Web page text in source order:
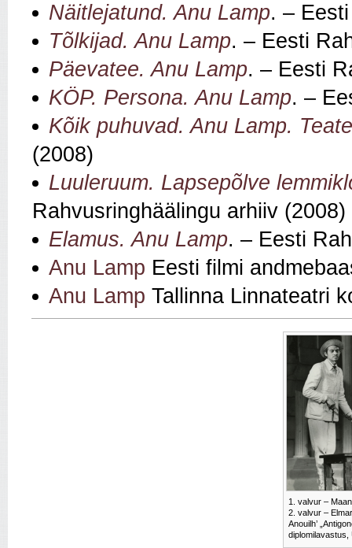
Näitlejatund. Anu Lamp. –
Tõlkijad. Anu Lamp. – Eesti
Päevatee. Anu Lamp. – Eesti
KÖP. Persona. Anu Lamp. –
Kõik puhuvad. Anu Lamp.
(2008)
Luuleruum. Lapsepõlve
Rahvusringhäälingu arhiiv (2008)
Elamus. Anu Lamp. – Eesti
Anu Lamp Eesti filmi
Anu Lamp Tallinna Linnateatri
1. valvur –
2. valvur –
Anouilh’
diplomilavastus,